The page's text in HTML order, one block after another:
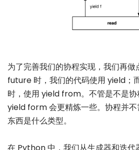
为了完善我们的协程实现，我们再做
future 时，我们的代码使用 yield；
时，使用 yield from。不管是不是协
yield form 会更精炼一些。协程并不
东西是什么类型。